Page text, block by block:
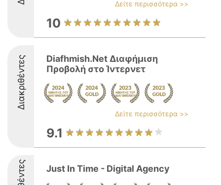
Δείτε περισσότερα >>
10
Διακριθέντες
Diafhmish.Net Διαφήμιση
Προβολή στο Ίντερνετ
Δείτε περισσότερα >>
9.1
Just In Time - Digital Agency